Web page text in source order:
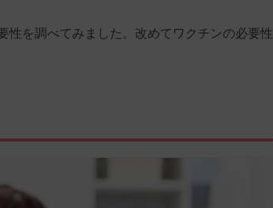
性を調べてみました。改めてワクチンの必要性